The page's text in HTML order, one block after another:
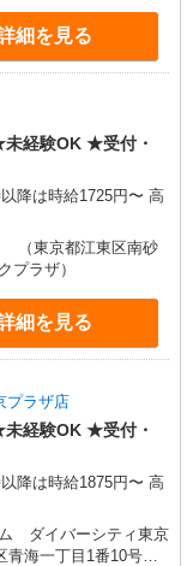
細を見る
経験OK ★受付・
降は時給1725円〜 高
東京都江東区南砂
ラザ）
細を見る
プラザ店
経験OK ★受付・
降は時給1875円〜 高
ダイバーシティ東京
青海一丁目1番10号